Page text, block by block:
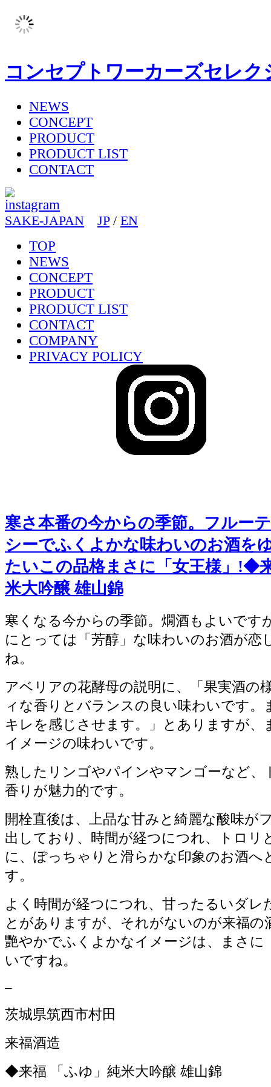
コンセプトワーカーズセレク
NEWS
CONCEPT
PRODUCT
PRODUCT LIST
CONTACT
SAKE-JAPAN JP/ EN
TOP
NEWS
CONCEPT
PRODUCT
PRODUCT LIST
CONTACT
COMPANY
PRIVACY POLICY
寒さ本番の今からの季節。フルー
シーでふくよかな味わいのお酒を
たいこの品格まさに「女王様」!◆
米大吟醸 雄山錦
寒くなる今からの季節。燗酒もよいです
にとっては「芳醇」な味わいのお酒が恋
ね。
アベリアの花酵母の説明に、「果実酒の
ィな香りとバランスの良い味わいです。
キレを感じさせます。」とありますが、
イメージの味わいです。
熟したリンゴやパインやマンゴーなど、
香りが魅力的です。
開栓直後は、上品な甘みと綺麗な酸味が
出しており、時間が経つにつれ、トロリ
に、ぽっちゃりと滑らかな印象のお酒へ
す。
よく時間が経つにつれ、甘ったるいダレ
とがありますが、それがないのが来福の
艷やかでふくよかなイメージは、まさに
いですね。
–
茨城県筑西市村田
来福酒造
◆来福 「ふゆ」純米大吟醸 雄山錦